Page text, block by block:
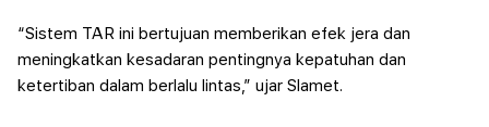
“Sistem TAR ini bertujuan memberikan efek jera dan
meningkatkan kesadaran pentingnya kepatuhan dan
ketertiban dalam berlalu lintas,” ujar Slamet.